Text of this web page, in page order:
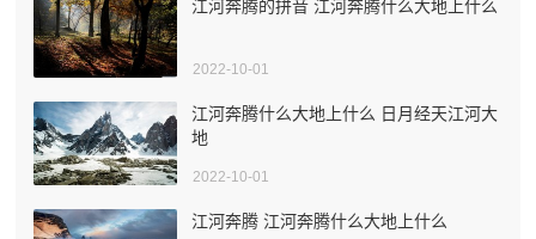
江河奔腾的拼音 江河奔腾什么大地上什么
2022-10-01
江河奔腾什么大地上什么 日月经天江河大
地
2022-10-01
江河奔腾 江河奔腾什么大地上什么